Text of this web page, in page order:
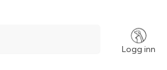
Logg inn